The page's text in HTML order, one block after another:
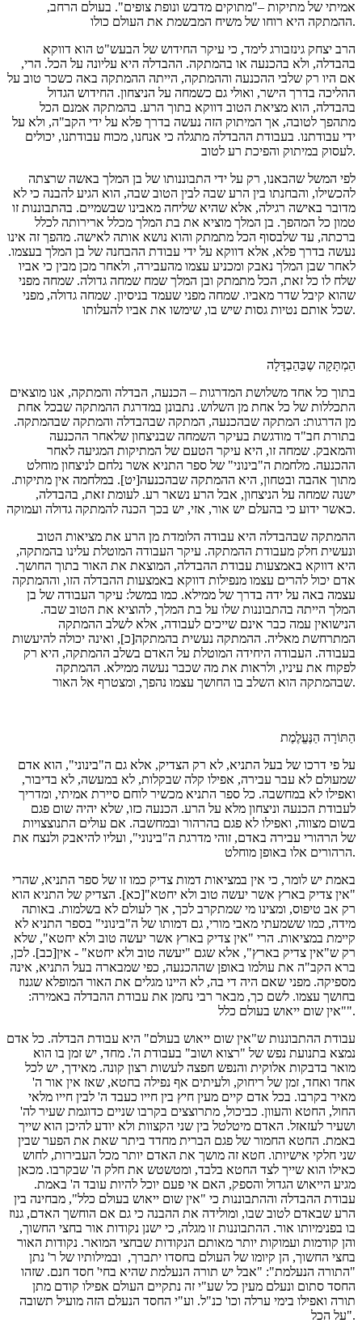
אמיתי של מתיקות –"מתוקים מדבש ונופת צופים". בעולם הרחב,
ההמתקה היא רוחו של משיח המבשמת את העולם כולו.
הרב יצחק גינזבורג לימד, כי עיקר החידוש של הבעש"ט הוא דווקא
בהבדלה, ולא בהכנעה או בהמתקה. ההבדלה היא עליונה על הכל. הרי,
אם היו רק שלבי ההכנעה וההמתקה, הייתה ההמתקה באה כשכר טוב על
ההליכה בדרך הישר, ואולי גם כשמחה על הניצחון. החידוש הגדול
בהבדלה, הוא מציאת הטוב דווקא בתוך הרע. בהמתקה אמנם הכל
מתהפך לטובה, אך המיתוק הזה נעשה בדרך פלא על ידי הקב"ה, ולא על
ידי עבודתנו. בעבודת ההבדלה מתגלה כי אנחנו, מכוח עבודתנו, יכולים
לעסוק במיתוק והפיכת רע לטוב.
לפי המשל שהבאנו, רק על ידי התבוננותו של בן המלך באשה שרצתה
להכשילו, והבחנתו בין הרע שבה לבין הטוב שבה, הוא הגיע להבנה כי לא
מדובר באישה רגילה, אלא שהיא שליחה מאבינו שבשמיים. בהתבוננות זו
טמון כל המהפך. בן המלך מוציא את בת המלך מכלל ארירותה לכלל
ברכתה, עד שלבסוף הכל מתמתק והוא נושא אותה לאישה. מהפך זה אינו
נעשה בדרך פלא, אלא דווקא על ידי עבודת ההבחנה של בן המלך בעצמו.
לאחר שבן המלך נאבק ומכניע עצמו מהעבירה, ולאחר מכן מבין כי אביו
שלח לו כל זאת, הכל מתמתק ובן המלך שמח שמחה גדולה. שמחה מפני
שהוא קיבל שדר מאביו. שמחה מפני שעמד בניסיון. שמחה גדולה, מפני
שכל אותם נטיות גסות שיש בו, שימשו את אביו להעלותו.
הַמְתָּקָה שֶבַּהַבְדָּלָה
בתוך כל אחד משלושת המדרגות – הכנעה, הבדלה והמתקה, אנו מוצאים
התכללות של כל אחת מן השלוש. נתבונן במדרגת ההמתקה שבכל אחת
מן הדרגות: המתקה שבהכנעה, המתקה שבהבדלה והמתקה שבהמתקה.
בתורת חב"ד מודגשת בעיקר השמחה שבניצחון שלאחר ההכנעה
והמאבק. שמחה זו, היא עיקר הטעם של המתיקות המגיעה לאחר
ההכנעה. מלחמת ה"בינוני" של ספר התניא אשר נלחם לניצחון מוחלט
מתוך אהבה ובטחון, היא ההמתקה שבהכנעה[יט]. במלחמה אין מתיקות.
ישנה שמחה על הניצחון, אבל הרע נשאר רע. לעומת זאת, בהבדלה,
כאשר ידוע כי בהעלם יש אור, אזי, יש בכך הכנה להמתקה גדולה ועמוקה.
ההמתקה שבהבדלה היא עבודה הלומדת מן הרע את מציאות הטוב
ונעשית חלק מעבודת ההמתקה. עיקר העבודה המוטלת עלינו בהמתקה,
היא דווקא באמצעות עבודת ההבדלה, המוצאת את האור בתוך החושך.
אדם יכול להרים עצמו מנפילות דווקא באמצעות ההבדלה הזו, וההמתקה
עצמה באה על ידה בדרך של ממילא. כמו במשל: עיקר העבודה של בן
המלך הייתה בהתבוננות שלו על בת המלך, להוציא את הטוב שבה.
הנישואין עמה כבר אינם שייכים לעבודה, אלא לשלב ההמתקה
המתרחשת מאליה. ההמתקה נעשית בהמתקה[כ], ואינה יכולה להיעשות
בעבודה. העבודה היחידה המוטלת על האדם בשלב ההמתקה, היא רק
לפקוח את עיניו, ולראות את מה שכבר נעשה ממילא. ההמתקה
שבהמתקה הוא השלב בו החושך עצמו נהפך, ומצטרף אל האור.
הַתּוֹרָה הַנֶּעֱלֶמֶת
על פי דרכו של בעל התניא, לא רק הצדיק, אלא גם ה"בינוני", הוא אדם
שמעולם לא עבר עבירה, אפילו קלה שבקלות, לא במעשה, לא בדיבור,
ואפילו לא במחשבה. כל ספר התניא מכשיר לוחם סיירת אמיתי, ומדריך
לעבודת הכנעה וניצחון מלא על הרע. הכנעה כזו, שלא יהיה שום פגם
בשום מצווה, ואפילו לא פגם בהרהור ובמחשבה. אם עולים התנוצצויות
של הרהורי עבירה באדם, זוהי מדרגת ה"בינוני", ועליו להיאבק ולנצח את
הרהורים אלו באופן מוחלט.
באמת יש לומר, כי אין במציאות דמות צדיק כמו זו של ספר התניא, שהרי
"אין צדיק בארץ אשר יעשה טוב ולא יחטא"[כא]. הצדיק של התניא הוא
רק אב טיפוס, ומצינו מי שמתקרב לכך, אך לעולם לא בשלמות. באותה
מידה, כמו ששמעתי מאבי מורי, גם דמותו של ה"בינוני" בספר התניא לא
קיימת במציאות. הרי "אין צדיק בארץ אשר יעשה טוב ולא יחטא", שלא
רק ש"אין צדיק בארץ", אלא שגם "יעשה טוב ולא יחטא" - אין[כב]. לכן,
ברא הקב"ה את עולמו באופן שההכנעה, כפי שמבארה בעל התניא, אינה
מספיקה. מפני שאם היה די בה, לא היינו מגלים את האור המופלא שגנוז
בחושך עצמו. לשם כך, מבאר רבי נחמן את עבודת ההבדלה באמירה:
"אין שום ייאוש בעולם כלל".
עבודת ההתבוננות ש"אין שום ייאוש בעולם" היא עבודת הבדלה. כל אדם
נמצא בתנועת נפש של "רצוא ושוב" בעבודת ה'. מחד, יש זמן בו הוא
מואר בדבקות אלוקית והנפש חפצה לעשות רצון קונה. מאידך, יש לכל
אחד ואחד, זמן של ריחוק, ולעיתים אף נפילה בחטא, שאז אין אור ה'
מאיר בקרבו. בכל אדם קיים מעין חיץ בין חייו כעבד ה' לבין חייו מלאי
החול, החטא והעוון. כביכול, מתרוצצים בקרבו שניים כדוגמת שעיר לה'
ושעיר לעזאזל. האדם מיטלטל בין שני הקצוות ולא יודע להיכן הוא שייך
באמת. החטא החמור של פגם הברית מחדד ביתר שאת את הפער שבין
שני חלקי אישיותו. חטא זה מושך את האדם יותר מכל העבירות, לחוש
כאילו הוא שייך לצד החטא בלבד, ומטשטש את חלק ה' שבקרבו. מכאן
מגיע הייאוש הגדול והספק, האם אי פעם יוכל להיות עובד ה' באמת.
עבודת ההבדלה וההתבוננות כי "אין שום ייאוש בעולם כלל", מבחינה בין
הרע שבאדם לטוב שבו, ומולידה את ההבנה כי גם אם הוחשך האדם, גנוז
בו בפנימיותו אור. ההתבוננות זו מגלה, כי ישנן נקודות אור בחצי החשוך,
והן קודמות ועמוקות יותר מאותם הנקודות שבחצי המואר. נקודות האור
בחצי החשוך, הן קיומו של העולם בחסדו יתברך, ובמילותיו של ר' נתן
"התורה הנעלמת": "אבל יש תורה הנעלמת שהיא בחי' חסד חנם. שזהו
החסד סתום ונעלם מעין כל שע"י זה נתקיים העולם אפילו קודם מתן
תורה ואפילו בימי ערלה וכו' כנ"ל. וע"י החסד הנעלם הזה מועיל תשובה
על הכל".